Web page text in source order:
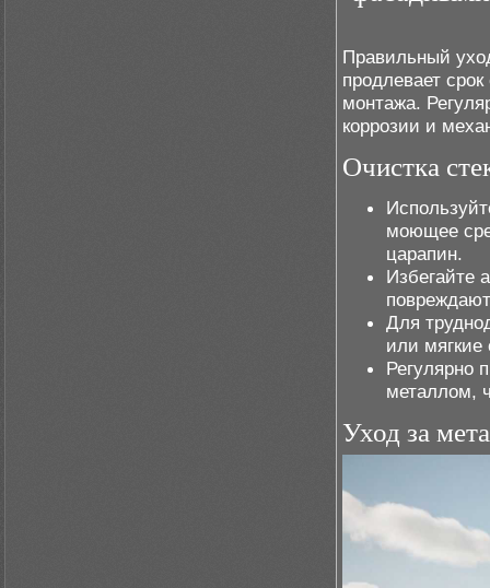
Правильный
продлевает
монтажа.
коррозии и
Очистка
моющее
царапин.
Избегайте
Для
или мягкие
Регулярно
металлом,
Уход за